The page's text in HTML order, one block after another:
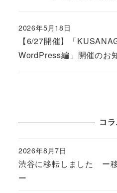
【6/27開催】「
WordPress編」開催のお
Published
2026年5月18日
コ
渋谷に移転しました ー
ー
Published
2026年8月7日